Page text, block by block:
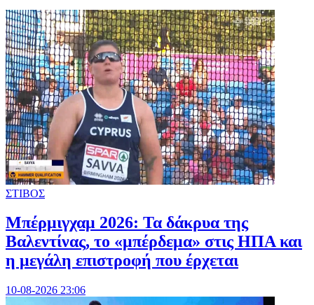
ΣΤΙΒΟΣ
Μπέρμιγχαμ 2026: Τα δάκρυα της
Βαλεντίνας, το «μπέρδεμα» στις ΗΠΑ και
η μεγάλη επιστροφή που έρχεται
10-08-2026 23:06